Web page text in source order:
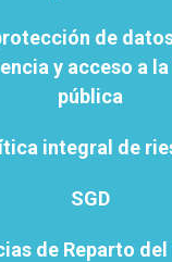
temporal
– C0
Social
cuentas
Percepción
accesibilidad
Tamaño de la
fuente
de
y acceso a
pública
integral de
SGD
de Reparto del